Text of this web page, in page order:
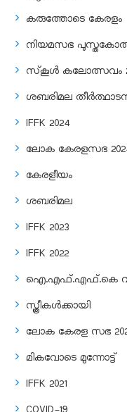
കരുത്തോടെ കേരളം
നിയമസഭ
സ്‌കൂൾ കലോത്സവം
ശബരിമല
IFFK 2024
ലോക കേരളസഭ
കേരളീയം
ശബരിമല
IFFK 2023
IFFK 2022
ഐ.എഫ്.എഫ്.കെ
സ്ത്രീകൾക്കായി
ലോക കേരള സഭ
മികവോടെ മുന്നോട്ട്
IFFK 2021